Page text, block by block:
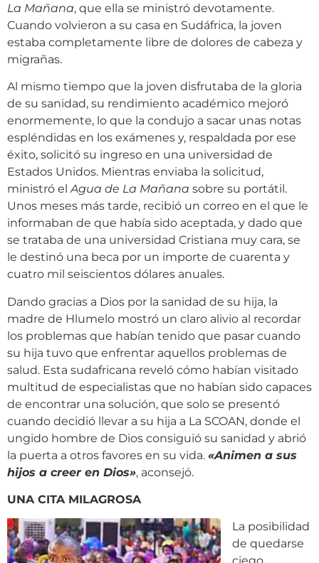
La Mañana, que ella se ministró devotamente.
Cuando volvieron a su casa en Sudáfrica, la joven
estaba completamente libre de dolores de cabeza y
migrañas.
Al mismo tiempo que la joven disfrutaba de la gloria
de su sanidad, su rendimiento académico mejoró
enormemente, lo que la condujo a sacar unas notas
espléndidas en los exámenes y, respaldada por ese
éxito, solicitó su ingreso en una universidad de
Estados Unidos. Mientras enviaba la solicitud,
ministró elAgua de La Mañana sobre su portátil.
Unos meses más tarde, recibió un correo en el que le
informaban de que había sido aceptada, y dado que
se trataba de una universidad Cristiana muy cara, se
le destinó una beca por un importe de cuarenta y
cuatro mil seiscientos dólares anuales.
Dando gracias a Dios por la sanidad de su hija, la
madre de Hlumelo mostró un claro alivio al recordar
los problemas que habían tenido que pasar cuando
su hija tuvo que enfrentar aquellos problemas de
salud. Esta sudafricana reveló cómo habían visitado
multitud de especialistas que no habían sido capaces
de encontrar una solución, que solo se presentó
cuando decidió llevar a su hija a La SCOAN, donde el
ungido hombre de Dios consiguió su sanidad y abrió
la puerta a otros favores en su vida. «Animen a sus
hijos a creer en Dios», aconsejó.
UNA CITA MILAGROSA
La posibilidad
de quedarse